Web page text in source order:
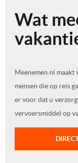
Wat
Meenemen.nl
mensen die op reis
er voor dat u
vervoersmiddel op